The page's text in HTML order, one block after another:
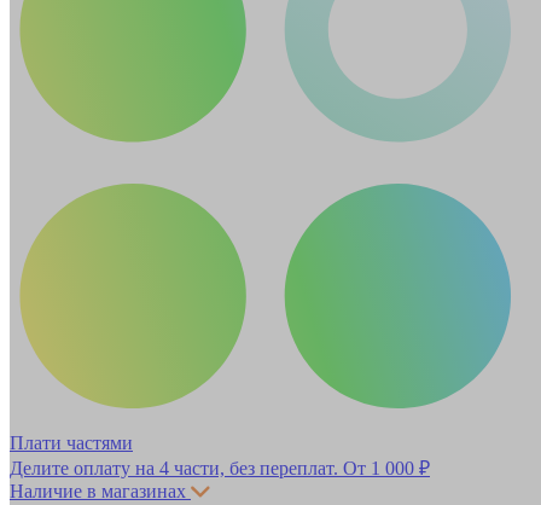
Плати частями
Делите оплату на 4 части, без переплат. От 1 000 ₽
Наличие в магазинах